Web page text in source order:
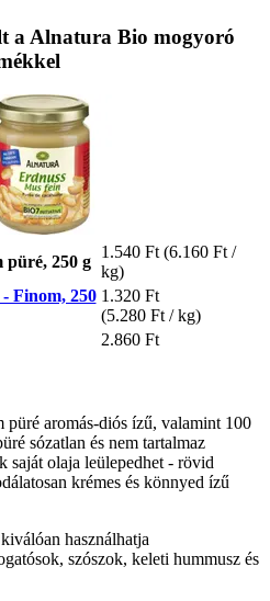
a Alnatura Bio mogyoró
püré, 250 g
1.540 Ft (6.160 Ft /
kg)
Finom, 250 1.320 Ft
(5.280 Ft / kg)
2.860 Ft
aromás-diós ízű, valamint 100
sózatlan és nem tartalmaz
saját olaja leülepedhet - rövid
krémes és könnyed ízű
használhatja
szószok, keleti hummusz és